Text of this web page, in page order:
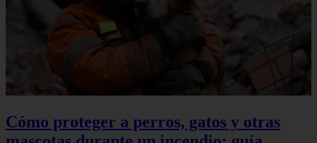
Cómo proteger a perros, gatos y otras